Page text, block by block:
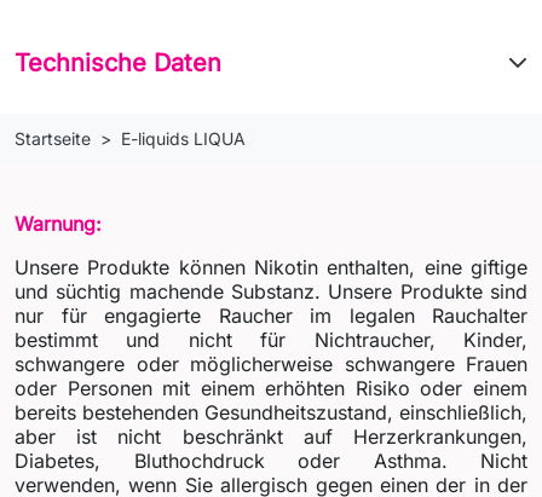
Technische Daten
Startseite E-liquids LIQUA
Warnung:
Unsere Produkte können Nikotin enthalten, eine giftige
und süchtig machende Substanz. Unsere Produkte sind
nur für engagierte Raucher im legalen Rauchalter
bestimmt und nicht für Nichtraucher, Kinder,
schwangere oder möglicherweise schwangere Frauen
oder Personen mit einem erhöhten Risiko oder einem
bereits bestehenden Gesundheitszustand, einschließlich,
aber ist nicht beschränkt auf Herzerkrankungen,
Diabetes, Bluthochdruck oder Asthma. Nicht
verwenden, wenn Sie allergisch gegen einen der in der